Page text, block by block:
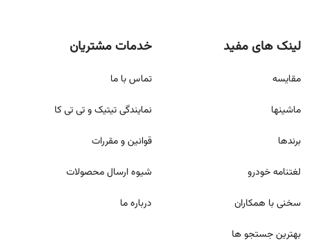
لینک های مفید
مقايسه
ماشینها
برندها
لغتنامه خودرو
سخنی با همکاران
بهترین جستجو ها
خدمات مشتریان
تماس با ما
نمایندگی تیتیک و تی تی کا
قوانين و مقررات
شيوه ارسال محصولات
درباره ما